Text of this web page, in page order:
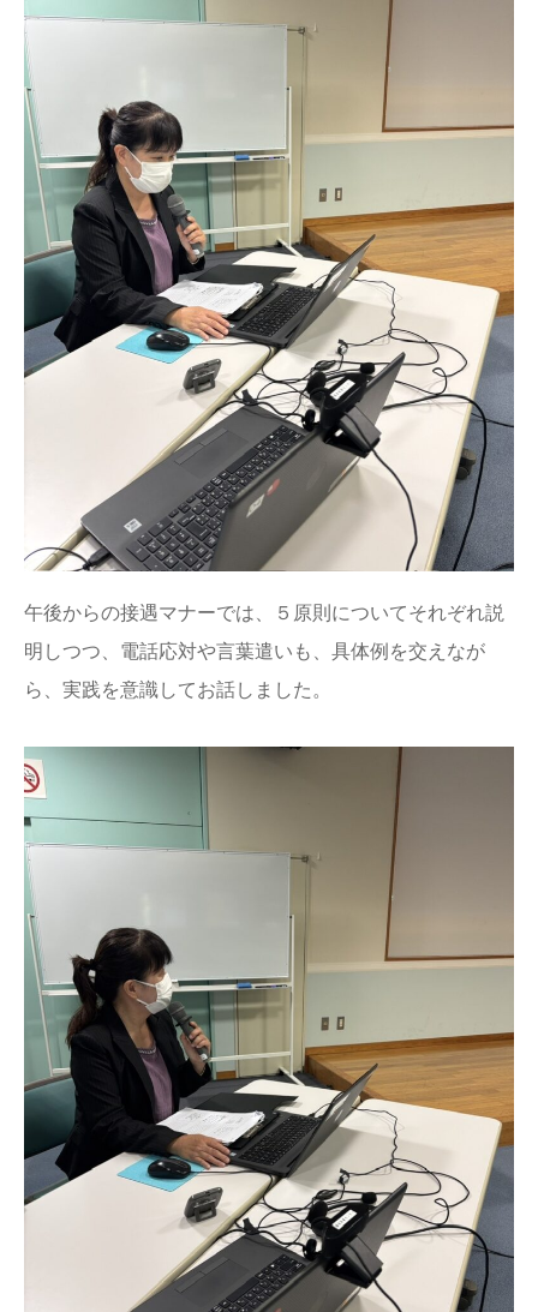
午後からの接遇マナーでは、５原則についてそれぞれ説
明しつつ、電話応対や言葉遣いも、具体例を交えなが
ら、実践を意識してお話しました。